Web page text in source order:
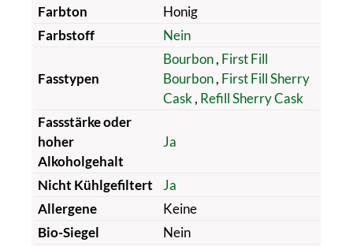
Farbton
Honig
Farbstoff
Nein
Fasstypen
Bourbon, First Fill
Bourbon, First Fill Sherry
Cask, Refill Sherry Cask
Fassstärke oder
hoher
Alkoholgehalt
Ja
Nicht Kühlgefiltert
Ja
Allergene
Keine
Bio-Siegel
Nein